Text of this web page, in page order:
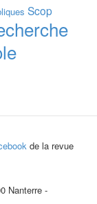
Scop
de la revue
Nanterre -